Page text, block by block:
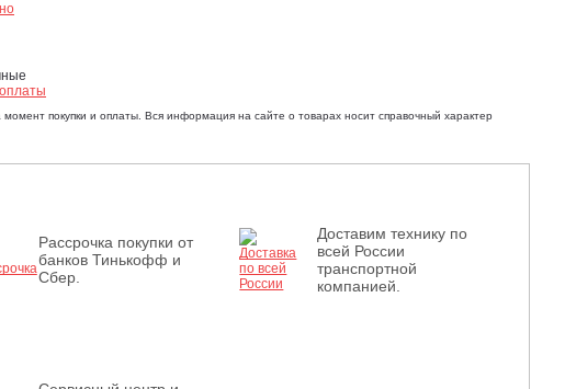
покупки и оплаты. Вся информация на сайте о товарах носит справочный характер
Рассрочка покупки от
банков Тинькофф и
Сбер.
Доставим технику по
всей России
транспортной
компанией.